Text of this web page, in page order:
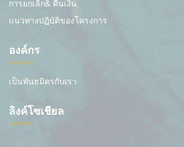
การยกเลิก& คืนเงิน
แนวทางปฏิบัติของโครงการ
องค์กร
เป็นพันธมิตรกับเรา
ลิงค์โซเชียล